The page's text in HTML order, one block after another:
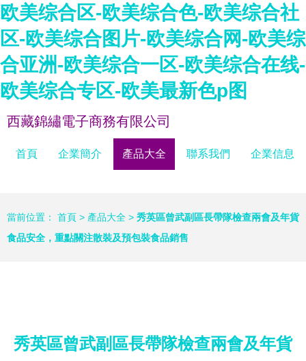
欧美综合区-欧美综合色-欧美综合社
区-欧美综合图片-欧美综合网-欧美综
合亚洲-欧美综合一区-欧美综合在线-
欧美综合专区-欧美最新色p图
西藏錦繡電子商務有限公司
首頁 企業簡介 產品大全 聯系我們 企業信息
當前位置： 首頁 > 產品大全 > 秀英區曾武副區長帶隊檢查兩會及年貨
食品安全，重點關注散裝及預包裝食品銷售
秀英區曾武副區長帶隊檢查兩會及年貨